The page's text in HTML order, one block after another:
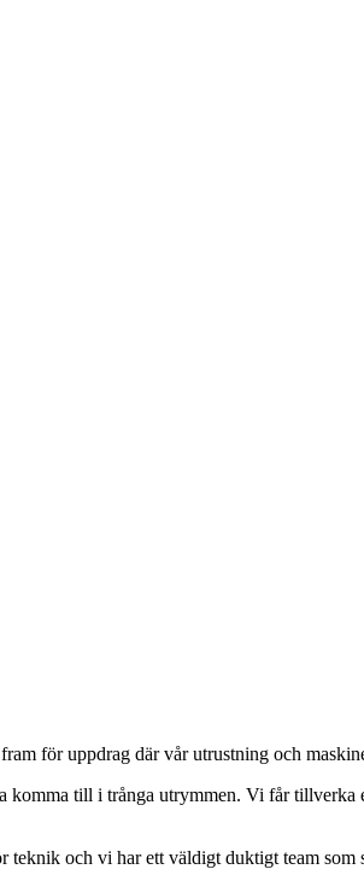
för uppdrag där vår utrustning och
till i trånga utrymmen. Vi får
och vi har ett väldigt duktigt team